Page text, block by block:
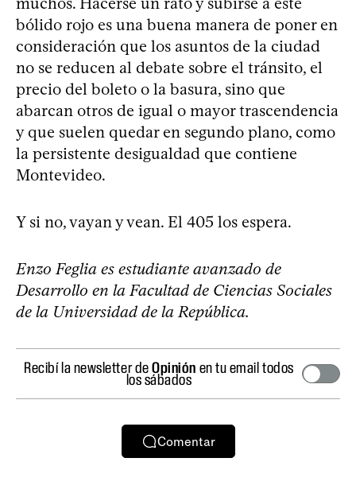
bólido rojo es una buena manera de poner en
consideración que los asuntos de la ciudad
no se reducen al debate sobre el tránsito, el
precio del boleto o la basura, sino que
abarcan otros de igual o mayor trascendencia
y que suelen quedar en segundo plano, como
la persistente desigualdad que contiene
Montevideo.
Y si no, vayan y vean. El 405 los espera.
Enzo Feglia es estudiante avanzado de
Desarrollo en la Facultad de Ciencias Sociales
de la Universidad de la República.
Recibí la newsletter deOpinión en tu email todos
los sábados
Comentar